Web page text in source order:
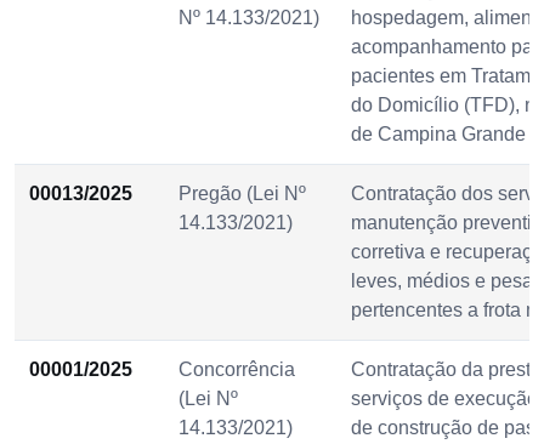
Nº 14.133/2021)
hospedagem,
acompanhamento
pacientes em
do Domicílio (TFD),
de Campina Grande
00013/2025
Pregão (Lei Nº
14.133/2021)
Contratação dos
manutenção
corretiva e
leves, médios e
pertencentes a frota
00001/2025
Concorrência
(Lei Nº
14.133/2021)
Contratação da
serviços de execução
de construção de